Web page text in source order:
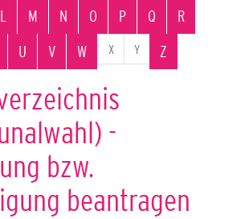
L M N O P Q
R
U V W X Y Z
-
bzw.
beantragen